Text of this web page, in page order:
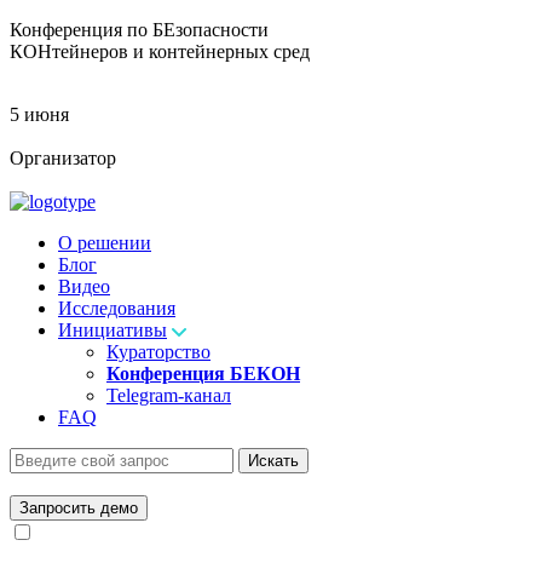
Конференция по БЕзопасности
КОНтейнеров и контейнерных сред
5 июня
Организатор
О решении
Блог
Видео
Исследования
Инициативы
Кураторство
Конференция БЕКОН
Telegram-канал
FAQ
Искать
Запросить демо